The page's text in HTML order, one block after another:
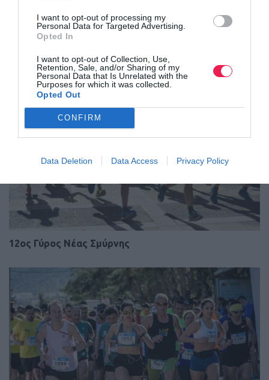
I want to opt-out of processing my
Personal Data for Targeted Advertising.
Opted In
I want to opt-out of Collection, Use,
Retention, Sale, and/or Sharing of my
Personal Data that Is Unrelated with the
Purposes for which it was collected.
Opted Out
CONFIRM
Data Deletion Data Access Privacy Policy
Kavala NightCityRun 2018
12ος Γύρος Νέας Σμύρνης